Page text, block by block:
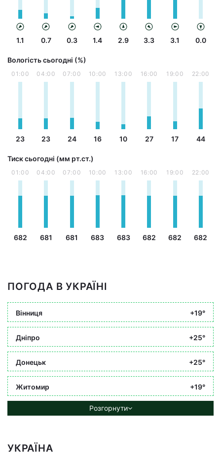
1.1 0.7 0.3 1.4 2.9 3.3 3.1 0.0
Вологість сьогодні (%)
01:00
23
04:00
23
07:00
24
10:00
16
13:00
10
16:00
27
19:00
17
22:00
44
Тиск сьогодні (мм рт.ст.)
01:00
682
04:00
681
07:00
681
10:00
683
13:00
683
16:00
682
19:00
682
22:00
682
ПОГОДА В УКРАЇНІ
Вінниця +19°
Дніпро +25°
Донецьк +25°
Житомир +19°
Розгорнути
УКРАЇНА